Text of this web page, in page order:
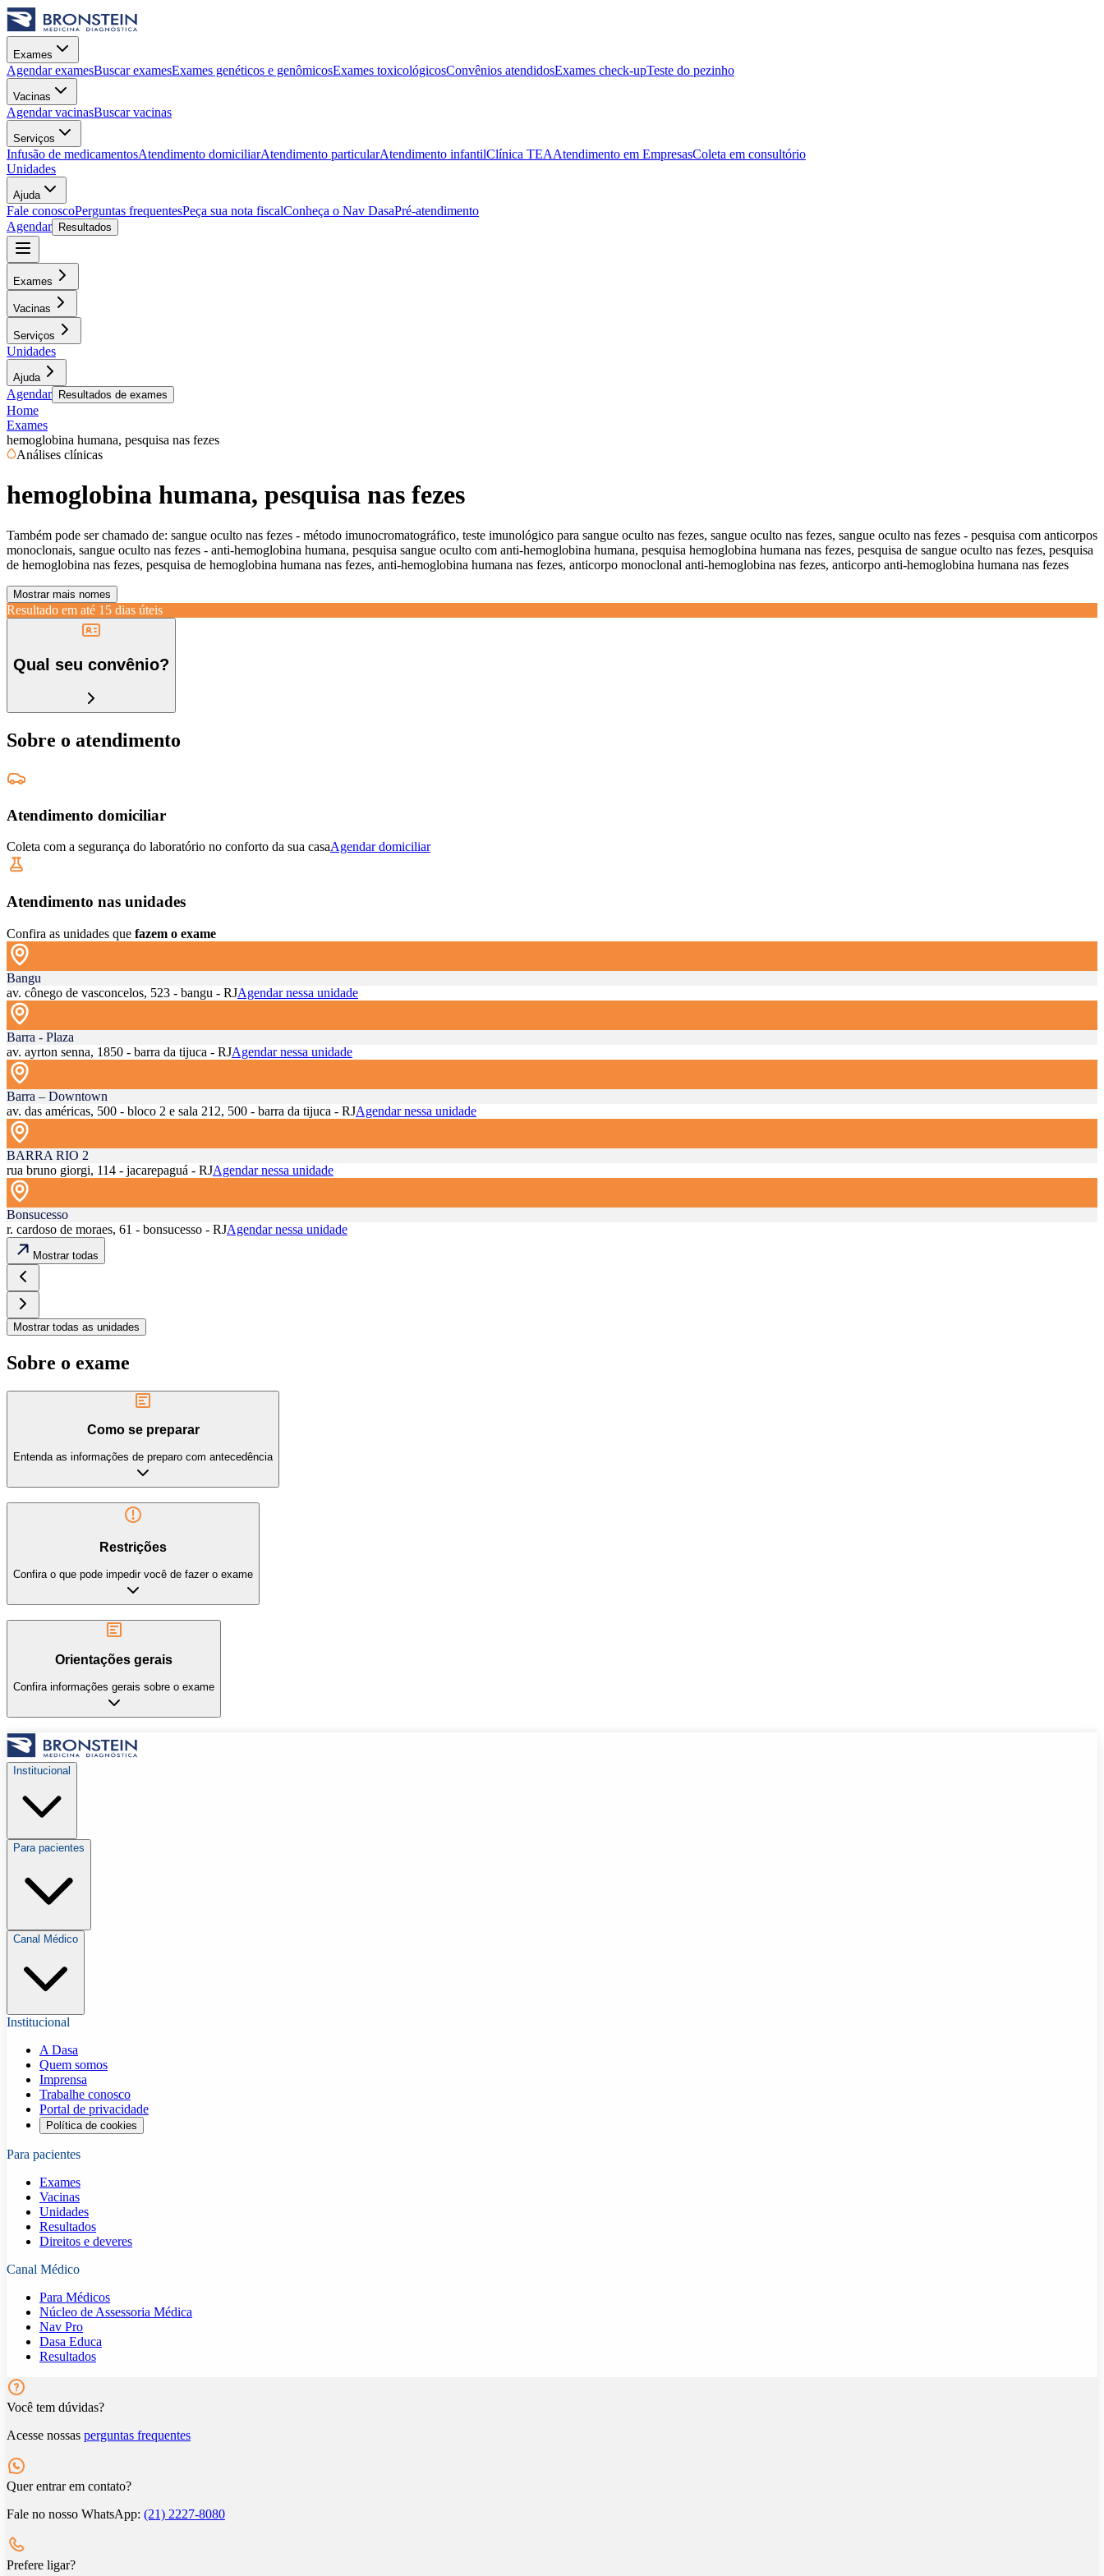
Exames
Agendar examesBuscar examesExames genéticos e genômicosExames toxicológicosConvênios atendidosExames check-upTeste do pezinho
Vacinas
Agendar vacinasBuscar vacinas
Serviços
Infusão de medicamentosAtendimento domiciliarAtendimento particularAtendimento infantilClínica TEAAtendimento em EmpresasColeta em consultório
Unidades
Ajuda
Fale conoscoPerguntas frequentesPeça sua nota fiscalConheça o Nav DasaPré-atendimento
Agendar
Resultados
Exames
Vacinas
Serviços
Unidades
Ajuda
Agendar Resultados de exames
Home
Exames
hemoglobina humana, pesquisa nas fezes
Análises clínicas
hemoglobina humana, pesquisa nas fezes
Também pode ser chamado de: sangue oculto nas fezes - método imunocromatográfico, teste imunológico para sangue oculto nas fezes, sangue oculto nas fezes, sangue oculto nas fezes - pesquisa com anticorpos
monoclonais, sangue oculto nas fezes - anti-hemoglobina humana, pesquisa sangue oculto com anti-hemoglobina humana, pesquisa hemoglobina humana nas fezes, pesquisa de sangue oculto nas fezes, pesquisa
de hemoglobina nas fezes, pesquisa de hemoglobina humana nas fezes, anti-hemoglobina humana nas fezes, anticorpo monoclonal anti-hemoglobina nas fezes, anticorpo anti-hemoglobina humana nas fezes
Mostrar mais nomes
Resultado em até 15 dias úteis
Qual seu convênio?
Sobre o atendimento
Atendimento domiciliar
Coleta com a segurança do laboratório no conforto da sua casaAgendar domiciliar
Atendimento nas unidades
Confira as unidades que fazem o exame
Bangu
av. cônego de vasconcelos, 523 - bangu - RJAgendar nessa unidade
Barra - Plaza
av. ayrton senna, 1850 - barra da tijuca - RJAgendar nessa unidade
Barra – Downtown
av. das américas, 500 - bloco 2 e sala 212, 500 - barra da tijuca - RJAgendar nessa unidade
BARRA RIO 2
rua bruno giorgi, 114 - jacarepaguá - RJAgendar nessa unidade
Bonsucesso
r. cardoso de moraes, 61 - bonsucesso - RJAgendar nessa unidade
Mostrar todas
Mostrar todas as unidades
Sobre o exame
Como se preparar
Entenda as informações de preparo com antecedência
Restrições
Confira o que pode impedir você de fazer o exame
Orientações gerais
Confira informações gerais sobre o exame
Institucional
Para pacientes
Canal Médico
Institucional
A Dasa
Quem somos
Imprensa
Trabalhe conosco
Portal de privacidade
Política de cookies
Para pacientes
Exames
Vacinas
Unidades
Resultados
Direitos e deveres
Canal Médico
Para Médicos
Núcleo de Assessoria Médica
Nav Pro
Dasa Educa
Resultados
Você tem dúvidas?
Acesse nossas perguntas frequentes
Quer entrar em contato?
Fale no nosso WhatsApp: (21) 2227-8080
Prefere ligar?